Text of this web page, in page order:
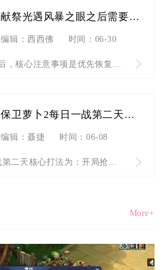
献祭光遇风暴之眼之后需要注意什么
编辑：西西佛 时间：06-30
保卫萝卜2每日一战第二天的打法有哪些
编辑：聂捷 时间：06-08
More+